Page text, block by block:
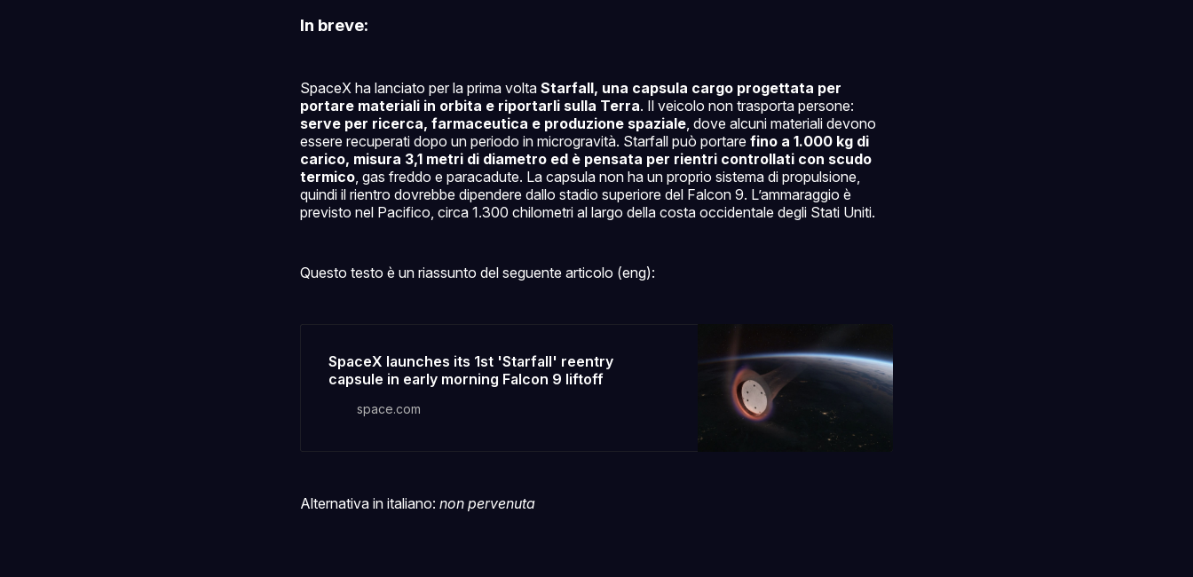
In breve:
SpaceX ha lanciato per la prima volta Starfall, una capsula cargo progettata per
portare materiali in orbita e riportarli sulla Terra. Il veicolo non trasporta persone:
serve per ricerca, farmaceutica e produzione spaziale, dove alcuni materiali devono
essere recuperati dopo un periodo in microgravità. Starfall può portare fino a 1.000 kg di
carico, misura 3,1 metri di diametro ed è pensata per rientri controllati con scudo
termico, gas freddo e paracadute. La capsula non ha un proprio sistema di propulsione,
quindi il rientro dovrebbe dipendere dallo stadio superiore del Falcon 9. L’ammaraggio è
previsto nel Pacifico, circa 1.300 chilometri al largo della costa occidentale degli Stati Uniti.
Questo testo è un riassunto del seguente articolo (eng):
SpaceX launches its 1st 'Starfall' reentry
capsule in early morning Falcon 9 liftoff
space.com
Alternativa in italiano: non pervenuta